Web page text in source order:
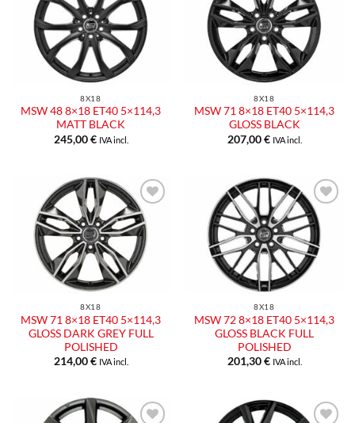
Aggiungi
alla lista
dei
desideri
8X18
MSW 48 8×18 ET40 5×114,3
MATT BLACK
245,00€ IVA incl.
Aggiungi
alla lista
dei
desideri
8X18
MSW 71 8×18 ET40 5×114,3
GLOSS BLACK
207,00€ IVA incl.
Aggiungi
alla lista
dei
desideri
8X18
MSW 71 8×18 ET40 5×114,3
GLOSS DARK GREY FULL
POLISHED
214,00€ IVA incl.
Aggiungi
alla lista
dei
desideri
8X18
MSW 72 8×18 ET40 5×114,3
GLOSS BLACK FULL
POLISHED
201,30€ IVA incl.